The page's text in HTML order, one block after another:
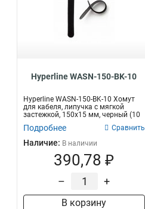
Hyperline WASN-150-BK-10
Hyperline WASN-150-BK-10 Хомут
для кабеля, липучка с мягкой
застежкой, 150x15 мм, черный (10
Подробнее Сравнить
Наличие: В наличии
390,78 ₽
– +
В корзину